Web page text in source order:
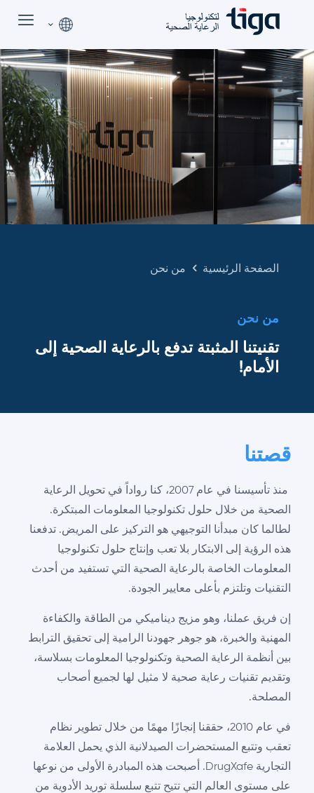
الصفحة الرئيسية من نحن
من نحن
تقنيتنا المثبتة تدفع بالرعاية الصحية إلى
الأمام!
قصتنا
منذ تأسيسنا في عام 2007، كنا رواداً في تحويل الرعاية
الصحية من خلال حلول تكنولوجيا المعلومات المبتكرة.
لطالما كان مبدأنا التوجيهي هو التركيز على المريض. تدفعنا
هذه الرؤية إلى الابتكار بلا تعب وإنتاج حلول تكنولوجيا
المعلومات الخاصة بالرعاية الصحية التي تستفيد من أحدث
التقنيات وتلتزم بأعلى معايير الجودة.
إن فريق عملنا، وهو مزيج ديناميكي من الطاقة والكفاءة
المهنية والخبرة، هو جوهر جهودنا الرامية إلى تحقيق الترابط
بين أنظمة الرعاية الصحية وتكنولوجيا المعلومات بسلاسة،
وتقديم تقنيات رعاية صحية لا مثيل لها لجميع أصحاب
المصلحة.
في عام 2010، حققنا إنجازًا مهمًا من خلال تطوير نظام
تعقب وتتبع المستحضرات الصيدلانية الذي يحمل العلامة
التجارية DrugXafe. أصبحت هذه المبادرة الأولى من نوعها
على مستوى العالم التي تتيح تتبع سلسلة توريد الأدوية من